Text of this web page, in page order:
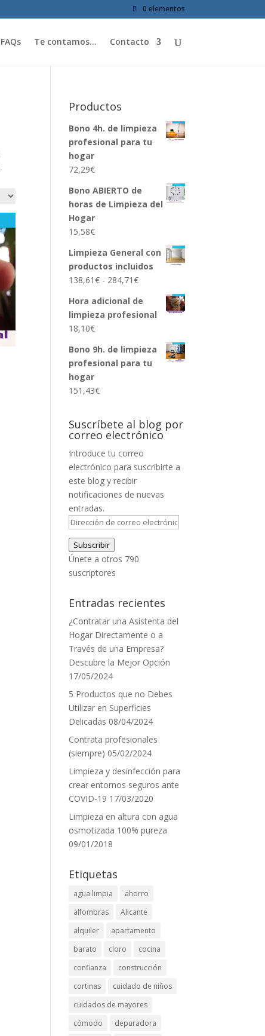
0 elementos
FAQs Te contamos… Contacto
Productos
Bono 4h. de limpieza
profesional para tu
hogar
72,29€
Bono ABIERTO de
horas de Limpieza del
Hogar
15,58€
Limpieza General con
productos incluidos
138,61€ - 284,71€Rango
precios:
desde
hasta
284,71€
Hora adicional de
limpieza profesional
18,10€
Bono 9h. de limpieza
profesional para tu
hogar
151,43€
Suscríbete al blog por
correo electrónico
Introduce tu correo
electrónico para suscribirte a
este blog y recibir
notificaciones de nuevas
entradas.
Dirección
de
correo
electrónico
Subscribir
Únete a otros 790
suscriptores
Entradas recientes
¿Contratar una Asistenta del
Hogar Directamente o a
Través de una Empresa?
Descubre la Mejor Opción
17/05/2024
5 Productos que no Debes
Utilizar en Superficies
Delicadas 08/04/2024
Contrata profesionales
(siempre) 05/02/2024
Limpieza y desinfección para
crear entornos seguros ante
COVID-19 17/03/2020
Limpieza en altura con agua
osmotizada 100% pureza
09/01/2018
Etiquetas
agua limpia
ahorro
alfombras
Alicante
alquiler
apartamento
barato
cloro
cocina
confianza
construcción
cortinas
cuidado de niños
cuidados de mayores
cómodo
depuradora